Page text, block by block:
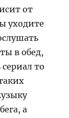
от
уходите
в обед,
то
а